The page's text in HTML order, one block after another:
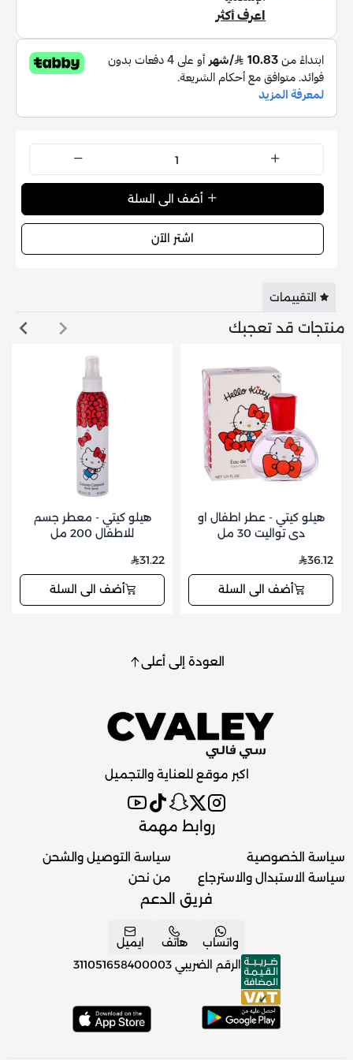
العلامة التجارية: جاك بوغارت – Jacques Bogart
الفئة:
الحجم:
الجنس:
رجالي
الطابع العطري:
اشتر الآن
التقييمات
منتجات قد تعجبك
هيلو كيتي - عطر اطفال او
دي تواليت 30 مل
36.12
أضف الى السلة
هيلو كيتي - معطر جسم
للاطفال 200 مل
31.22
أضف الى السلة
العودة إلى أعلى
اكبر موقع للعناية والتجميل
روابط مهمة
سياسة الخصوصية
سياسة الاستبدال والاسترجاع
سياسة التوصيل والشحن
من نحن
فريق الدعم
واتساب هاتف
ايميل
الرقم الضريبي 311051658400003